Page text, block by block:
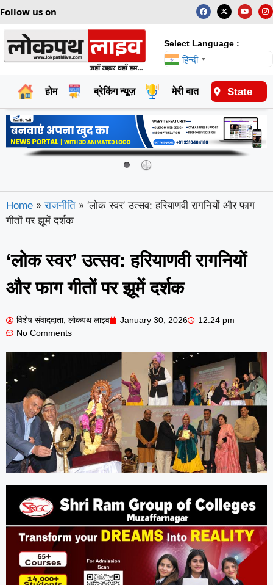
Follow us on
Select Language :
हिन्दी ▼
होम ब्रेकिंग न्यूज़ मेरी बात राष्ट्रीय
State
Home » राजनीति » ‘लोक स्वर’ उत्सव: हरियाणवी रागनियों और फाग
गीतों पर झूमें दर्शक
‘लोक स्वर’ उत्सव: हरियाणवी रागनियों
और फाग गीतों पर झूमें दर्शक
विशेष संवाददाता, लोकपथ लाइव January 30, 2026
12:24 pm
No Comments